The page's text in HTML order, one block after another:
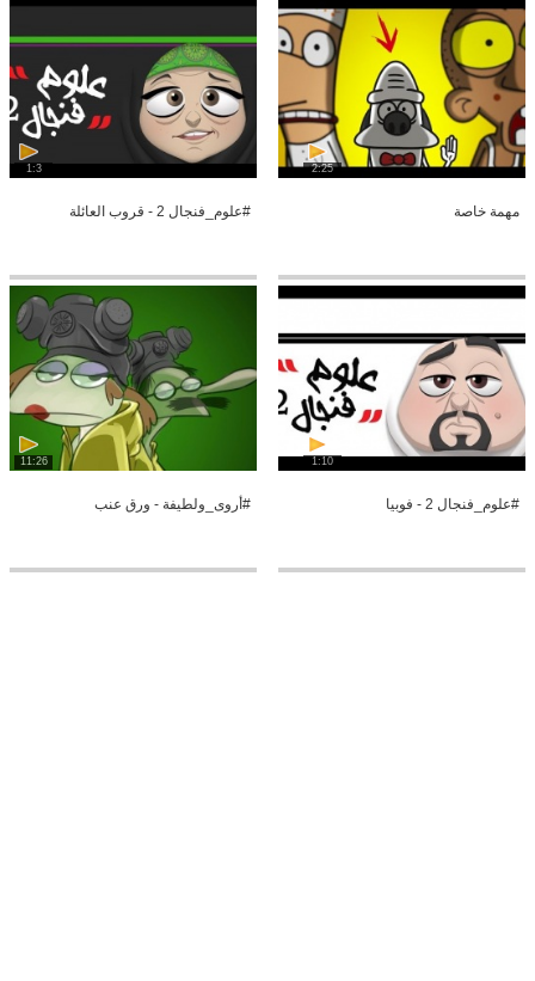
2:25
مهمة خاصة
1:3
#علوم_فنجال 2 - قروب العائلة
1:10
#علوم_فنجال 2 - فوبيا
11:26
#أروى_ولطيفة - ورق عنب